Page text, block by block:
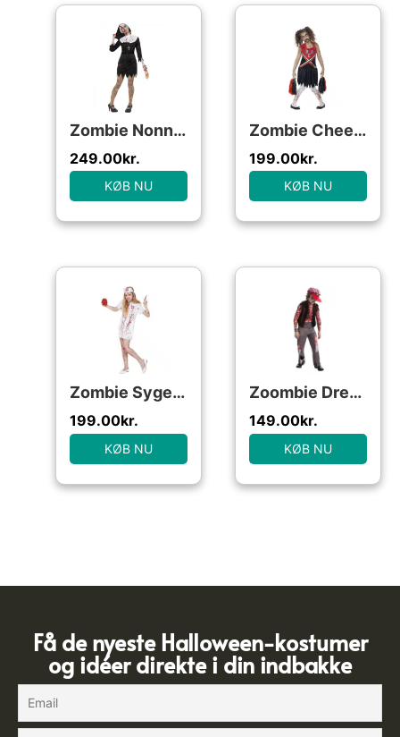
Zombie Nonne Kostume
249.00kr.
KØB NU
Zombie Cheerleader Børnekostume
199.00kr.
KØB NU
Zombie Sygeplejerske Børnekostume
199.00kr.
KØB NU
Zoombie Dreng Halloweenstøj til børn(Str. S)
149.00kr.
KØB NU
Få de nyeste Halloween-kostumer
og idéer direkte i din indbakke